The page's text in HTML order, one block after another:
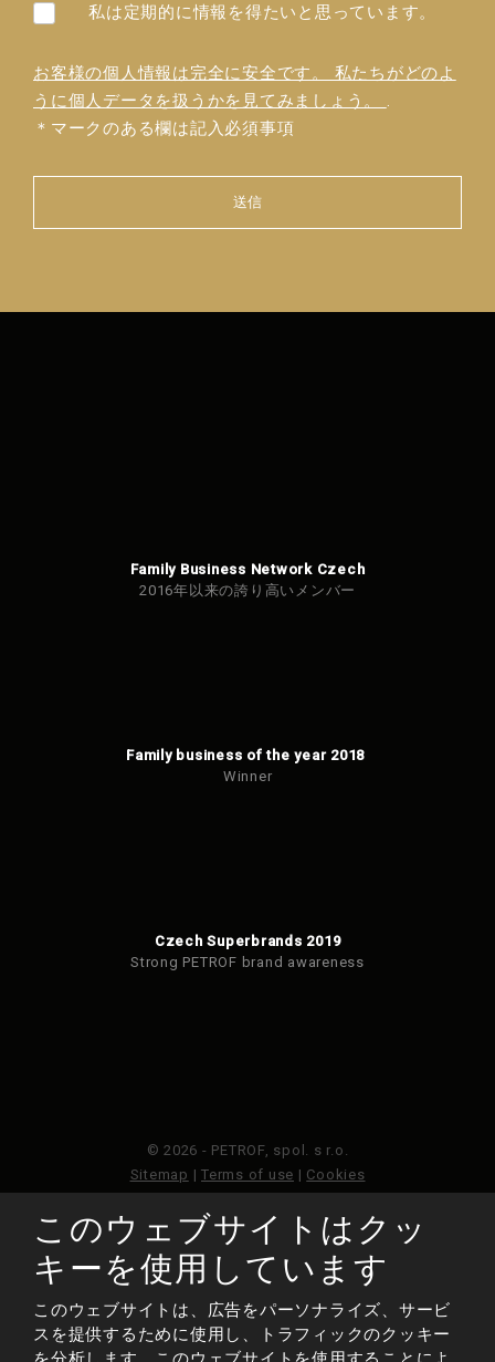
私は定期的に情報を得たいと思っています。
お客様の個人情報は完全に安全です。 私たちがどのよ
うに個人データを扱うかを見てみましょう。 .
＊マークのある欄は記入必須事項
送信
Family Business Network Czech
2016年以来の誇り高いメンバー
Family business of the year 2018
Winner
Czech Superbrands 2019
Strong PETROF brand awareness
© 2026 - PETROF, spol. s r.o.
Sitemap | Terms of use | Cookies
このウェブサイトはGoogleReCAPTCHAによって保護さ
れており、Googleのプライバシーポリシーと利用規約が
適用されます。
作られた
このウェブサイトはクッ
キーを使用しています
このウェブサイトは、広告をパーソナライズ、サービ
スを提供するために使用し、トラフィックのクッキー